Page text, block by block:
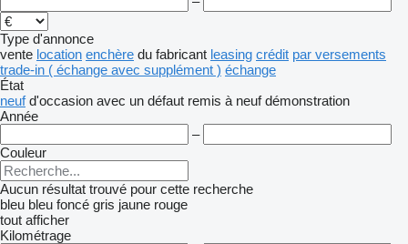
Type d'annonce
vente location enchère du fabricant leasing crédit par versements
trade-in ( échange avec supplément ) échange
État
neuf d'occasion avec un défaut remis à neuf démonstration
Année
–
Couleur
Aucun résultat trouvé pour cette recherche
bleu bleu foncé gris jaune rouge
tout afficher
Kilométrage